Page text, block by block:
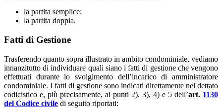
la partita semplice;
la partita doppia.
Fatti di Gestione
Trasferendo quanto sopra illustrato in ambito condominiale, vediamo
innanzitutto di individuare quali siano i fatti di gestione che vengono
effettuati durante lo svolgimento dell’incarico di amministratore
condominiale. I fatti di gestione sono indicati direttamente nel dettato
codicistico e, più precisamente, ai punti 2), 3), 4) e 5 dell’art. 1130
del Codice civile di seguito riportati: